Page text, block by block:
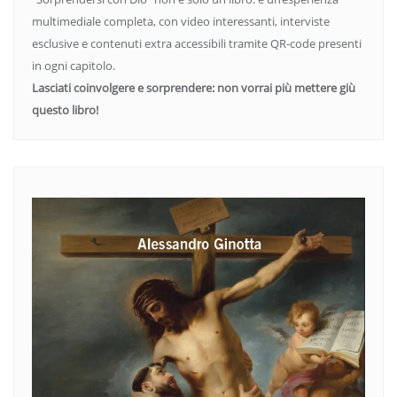
multimediale completa, con video interessanti, interviste
esclusive e contenuti extra accessibili tramite QR-code presenti
in ogni capitolo.
Lasciati coinvolgere e sorprendere: non vorrai più mettere giù
questo libro!